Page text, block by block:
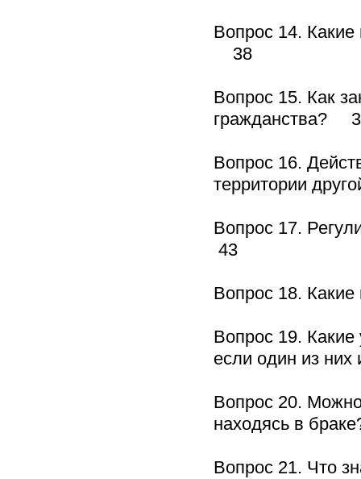
Вопрос 14. Какие
38
Вопрос 15. Как
гражданства?
Вопрос 16.
территории
Вопрос 17.
43
Вопрос 18.
Вопрос 19. Какие
если один из
Вопрос 20.
находясь в
Вопрос 21. Что